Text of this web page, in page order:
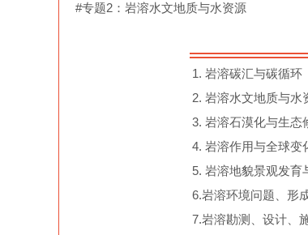
#专题2：岩溶水文地质与水资源
1. 岩溶碳汇与碳循环
2. 岩溶水文地质与水
3. 岩溶石漠化与生态
4. 岩溶作用与全球变
5. 岩溶地貌景观发育
6.岩溶环境问题、形
7.岩溶勘测、设计、